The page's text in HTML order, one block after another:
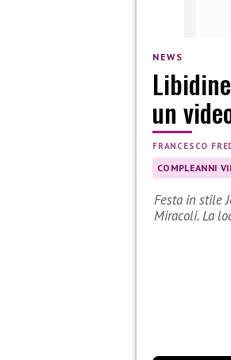
NEWS
un
FRANCESCO
COMPLEANNI
Festa in stile
Miracoli. La